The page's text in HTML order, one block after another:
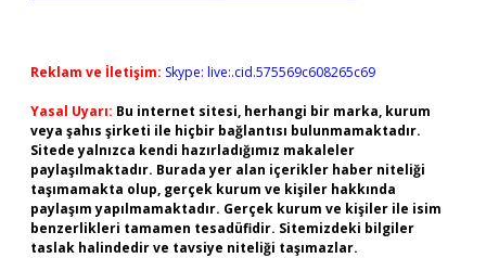
Reklam ve İletişim: Skype: live:.cid.575569c608265c69
Yasal Uyarı: Bu internet sitesi, herhangi bir marka, kurum
veya şahıs şirketi ile hiçbir bağlantısı bulunmamaktadır.
Sitede yalnızca kendi hazırladığımız makaleler
paylaşılmaktadır. Burada yer alan içerikler haber niteliği
taşımamakta olup, gerçek kurum ve kişiler hakkında
paylaşım yapılmamaktadır. Gerçek kurum ve kişiler ile isim
benzerlikleri tamamen tesadüfidir. Sitemizdeki bilgiler
taslak halindedir ve tavsiye niteliği taşımazlar.